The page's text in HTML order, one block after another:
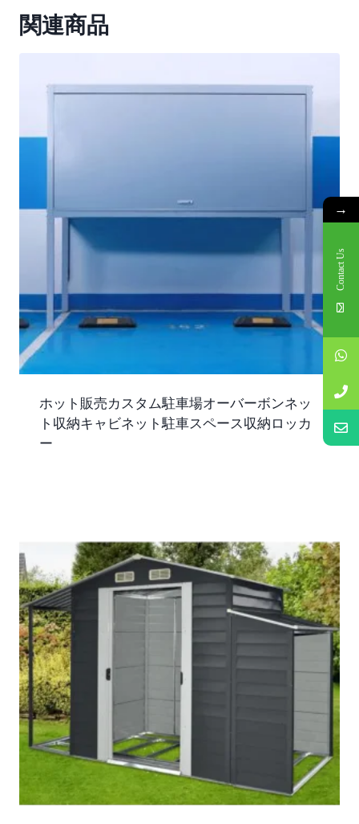
関連商品
ホット販売カスタム駐車場オーバーボンネッ
ト収納キャビネット駐車スペース収納ロッカ
ー
→
Contact Us